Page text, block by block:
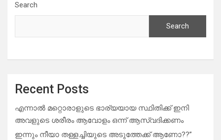
Search
Search
Recent Posts
എന്നാൽ മറ്റൊരാളുടെ ഭാര്യയായ സ്ഥിതിക്ക് ഇനി
അവളുടെ ശരീരം ആവോളം ഒന്ന് ആസ്വദിക്കണം
ഇന്നും നീയാ തള്ളച്ചിയുടെ അടുത്തേക്ക് ആണോ??”